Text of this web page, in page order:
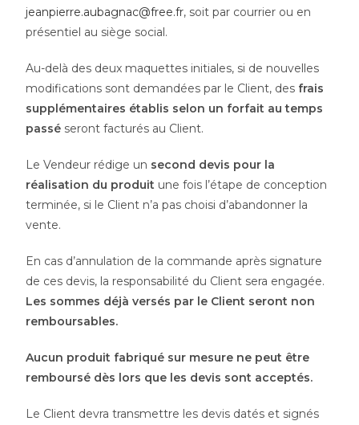
jeanpierre.aubagnac@free.fr, soit par courrier ou en
présentiel au siège social.
Au-delà des deux maquettes initiales, si de nouvelles
modifications sont demandées par le Client, des frais
supplémentaires établis selon un forfait au temps
passé seront facturés au Client.
Le Vendeur rédige un second devis pour la
réalisation du produit une fois l’étape de conception
terminée, si le Client n’a pas choisi d’abandonner la
vente.
En cas d’annulation de la commande après signature
de ces devis, la responsabilité du Client sera engagée.
Les sommes déjà versés par le Client seront non
remboursables.
Aucun produit fabriqué sur mesure ne peut être
remboursé dès lors que les devis sont acceptés.
Le Client devra transmettre les devis datés et signés